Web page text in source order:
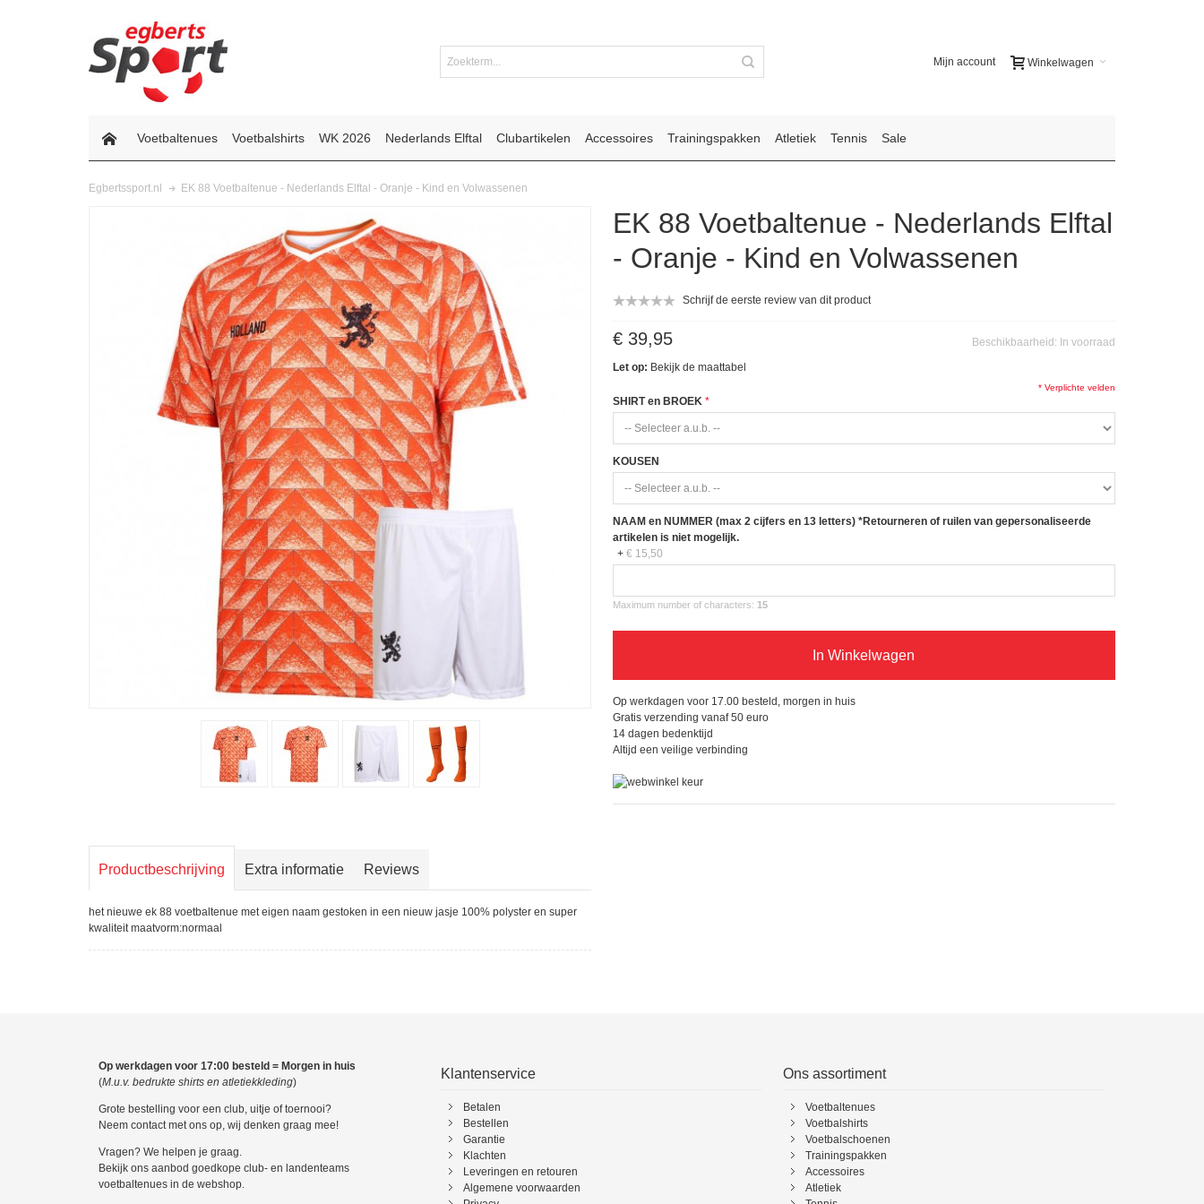
Winkelwagen
Mijn account
Voetbaltenues Voetbalshirts WK 2026 Nederlands Elftal Clubartikelen Accessoires Trainingspakken Atletiek Tennis Sale
Egbertssport.nl EK 88 Voetbaltenue - Nederlands Elftal - Oranje - Kind en Volwassenen
EK 88 Voetbaltenue - Nederlands Elftal
- Oranje - Kind en Volwassenen
Schrijf de eerste review van dit product
Beschikbaarheid: In voorraad
€ 39,95
Let op: Bekijk de maattabel
SHIRT en BROEK
KOUSEN
NAAM en NUMMER (max 2 cijfers en 13 letters) *Retourneren of ruilen van gepersonaliseerde
artikelen is niet mogelijk.
+ € 15,50
Maximum number of characters: 15
* Verplichte velden
In Winkelwagen
Op werkdagen voor 17.00 besteld, morgen in huis
Gratis verzending vanaf 50 euro
14 dagen bedenktijd
Altijd een veilige verbinding
Productbeschrijving Extra informatie Reviews
het nieuwe ek 88 voetbaltenue met eigen naam gestoken in een nieuw jasje 100% polyster en super
kwaliteit maatvorm:normaal
Op werkdagen voor 17:00 besteld = Morgen in huis
(M.u.v. bedrukte shirts en atletiekkleding)
Grote bestelling voor een club, uitje of toernooi?
Neem contact met ons op, wij denken graag mee!
Vragen? We helpen je graag.
Bekijk ons aanbod goedkope club- en landenteams
voetbaltenues in de webshop.
Klantenservice
Betalen
Bestellen
Garantie
Klachten
Leveringen en retouren
Algemene voorwaarden
Ons assortiment
Voetbaltenues
Voetbalshirts
Voetbalschoenen
Trainingspakken
Accessoires
Atletiek